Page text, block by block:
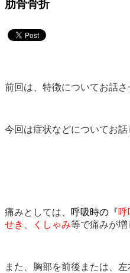
肋骨骨折
前回は、特徴についてお話さ
今回は症状などについてお話
痛みとしては、 呼吸時の『呼
せき
くしゃみ等で痛みが増
また、胸部を前後または、